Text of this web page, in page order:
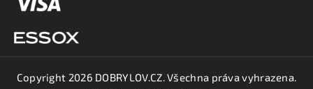
Copyright 2026 DOBRYLOV.CZ. Všechna práva vyhrazena.